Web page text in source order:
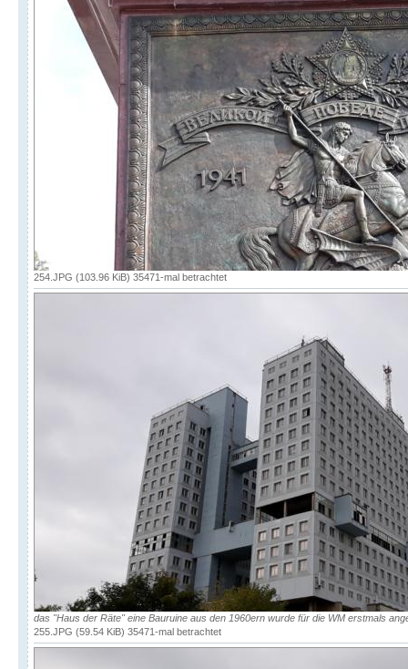
254.JPG (103.96 KiB) 35471-mal betrachtet
das "Haus der Räte" eine Bauruine aus den 1960ern wurde für die WM erstmals
255.JPG (59.54 KiB) 35471-mal betrachtet